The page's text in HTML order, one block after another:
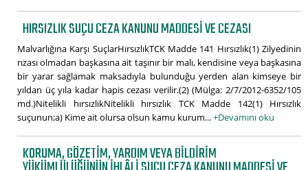
HIRSIZLIK SUÇU CEZA KANUNU MADDESI VE CEZASI
Malvarlığına Karşı SuçlarHırsızlıkTCK Madde 141 Hırsızlık(1) Zilyedinin
rızası olmadan başkasına ait taşınır bir malı, kendisine veya başkasına
bir yarar sağlamak maksadıyla bulunduğu yerden alan kimseye bir
yıldan üç yıla kadar hapis cezası verilir.(2) (Mülga: 2/7/2012-6352/105
md.)Nitelikli hırsızlıkNitelikli hırsızlık TCK Madde 142(1) Hırsızlık
suçunun;a) Kime ait olursa olsun kamu kurum...+Devamını oku
KORUMA, GÖZETIM, YARDIM VEYA BILDIRIM